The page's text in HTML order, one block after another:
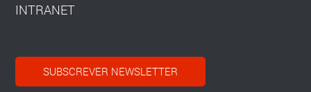
INTRANET
SUBSCREVER NEWSLETTER